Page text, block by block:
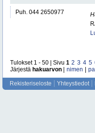
Puh. 044 2650977
Tulokset 1 - 50 | Sivu 1 2 3 4 5
Järjestä hakuarvon nimen
Rekisteriseloste Yhteystiedot